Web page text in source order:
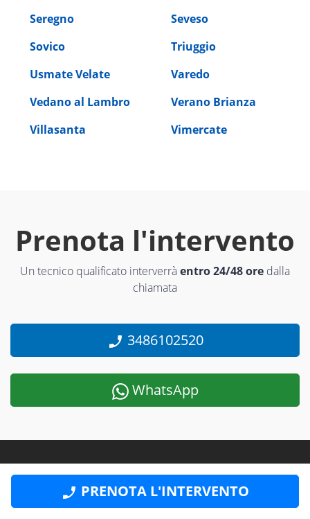
PRENOTA L'INTERVENTO
Seregno
Seveso
Sovico
Triuggio
Usmate Velate
Varedo
Vedano al Lambro
Verano Brianza
Villasanta
Vimercate
Prenota l'intervento
Un tecnico qualificato interverràentro 24/48 ore dalla
chiamata
3486102520
WhatsApp